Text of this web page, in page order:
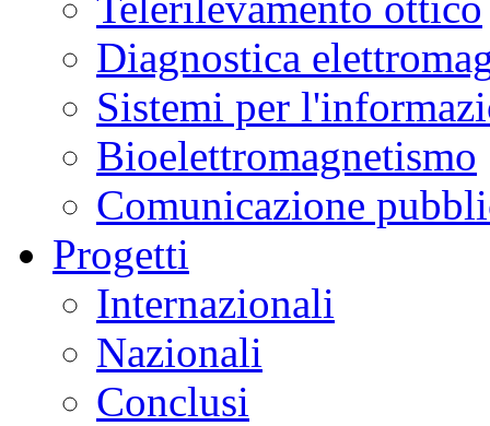
Diagnostica
Sistemi per
Bioelettromagnetismo
Comunicazione
Progetti
Internazionali
Nazionali
Conclusi